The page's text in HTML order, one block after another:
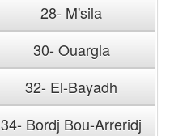
28- M'sila
30- Ouargla
32- El-Bayadh
34- Bordj Bou-Arreridj